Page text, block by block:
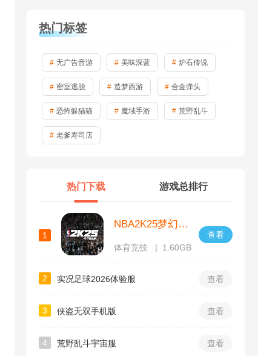
热门标签
无广告音游 美味深蓝 炉石传说
密室逃脱 造梦西游 合金弹头
恐怖躲猫猫 魔域手游 荒野乱斗
老爹寿司店
热门下载 游戏总排行
1
NBA2K25梦幻球队最新版
体育竞技 1.60GB
查看
2 实况足球2026体验服 查看
3 侠盗无双手机版 查看
4 荒野乱斗宇宙服 查看